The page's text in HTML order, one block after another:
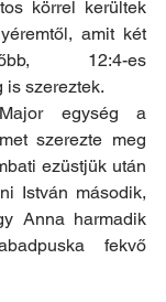
körrel kerültek
amit két
12:4-es
is szereztek.
egység a
szerezte meg
ezüstjük után
István második,
Anna harmadik
fekvő